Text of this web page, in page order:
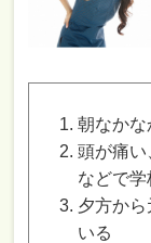
朝なかな
頭が痛い
などで
夕方か
いる